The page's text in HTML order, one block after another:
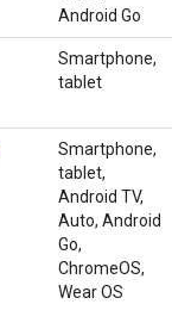
Android Go
Smartphone,
tablet
Smartphone,
tablet,
Android TV,
Auto, Android
Go,
ChromeOS,
Wear OS